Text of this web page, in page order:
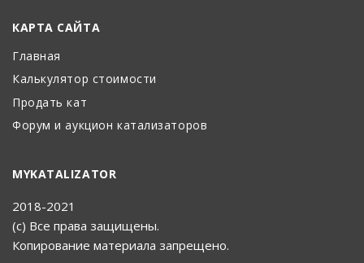
КАРТА САЙТА
Главная
Калькулятор стоимости
Продать кат
Форум и аукцион катализаторов
MYKATALIZATOR
2018-2021
(с) Все права защищены.
Копирование материала запрещено.